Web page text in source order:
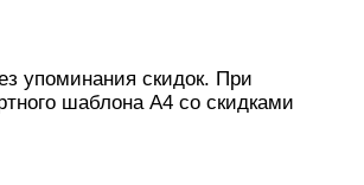
упоминания скидок. При
шаблона А4 со скидками